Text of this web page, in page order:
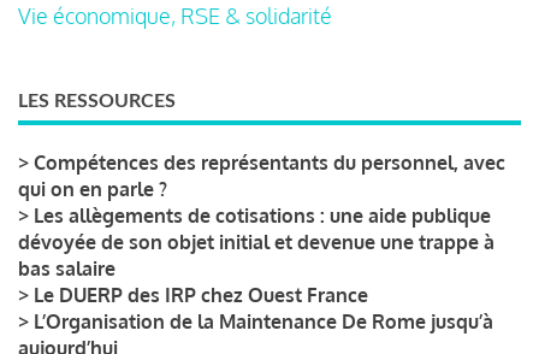
Vie économique, RSE & solidarité
LES RESSOURCES
> Compétences des représentants du personnel, avec
qui on en parle ?
> Les allègements de cotisations : une aide publique
dévoyée de son objet initial et devenue une trappe à
bas salaire
> Le DUERP des IRP chez Ouest France
> L’Organisation de la Maintenance De Rome jusqu’à
aujourd’hui